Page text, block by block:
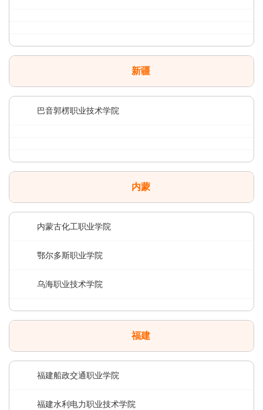
新疆
巴音郭楞职业技术学院
内蒙
内蒙古化工职业学院
鄂尔多斯职业学院
乌海职业技术学院
福建
福建船政交通职业学院
福建水利电力职业技术学院